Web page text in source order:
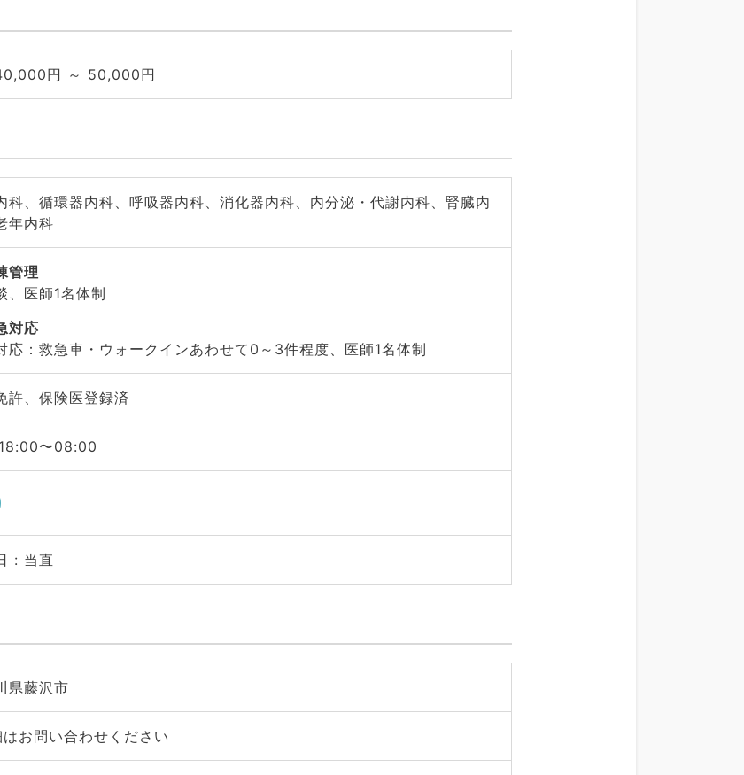
円 ～ 50,000円
科、循環器内科、呼吸器内科、消化器内科、内分泌・代謝内科、腎臓内
年内科
管理
、医師1名体制
対応
応：救急車・ウォークインあわせて0～3件程度、医師1名体制
許、保険医登録済
〜08:00
: 当直
県藤沢市
お問い合わせください